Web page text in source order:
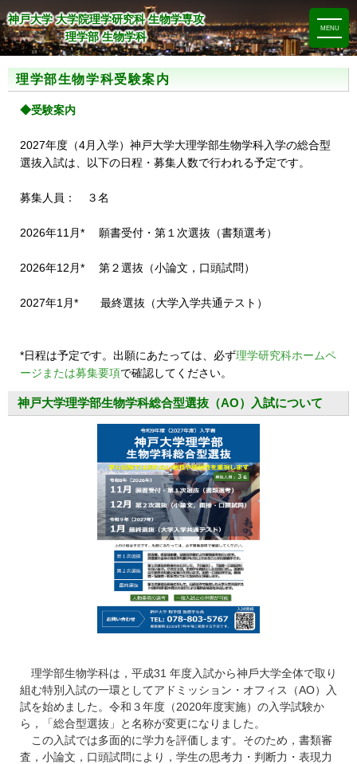
神戸大学 大学院理学研究科 生物学専攻
理学部 生物学科
理学部生物学科受験案内
◆受験案内
2027年度（4月入学）神戸大学大理学部生物学科入学の総合型
選抜入試は、以下の日程・募集人数で行われる予定です。
募集人員： ３名
2026年11月* 願書受付・第１次選抜（書類選考）
2026年12月* 第２選抜（小論文，口頭試問）
2027年1月* 最終選抜（大学入学共通テスト）
*日程は予定です。出願にあたっては、必ず理学研究科ホームペ
ージまたは募集要項で確認してください。
神戸大学理学部生物学科総合型選抜（AO）入試について
理学部⽣物学科は，平成31 年度⼊試から神⼾⼤学全体で取り
組む特別⼊試の⼀環としてアドミッション・オフィス（AO）⼊
試を始めました。令和３年度（2020年度実施）の⼊学試験か
ら，「総合型選抜」と名称が変更になりました。
この⼊試では多⾯的に学⼒を評価します。そのため，書類審
査，⼩論⽂，⼝頭試問により，学⽣の思考⼒・判断⼒・表現⼒
MENU